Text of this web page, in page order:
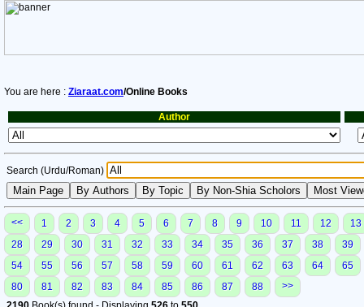
You are here : Ziaraat.com/Online Books
Author
Search (Urdu/Roman)
<< 1 2 3 4 5 6 7 8 9 10 11 12
13
28
29 30 31 32 33 34 35 36 37 38
39
54
55 56 57 58 59 60 61 62 63 64
65
80
81 82 83 84 85 86 87 88
>>